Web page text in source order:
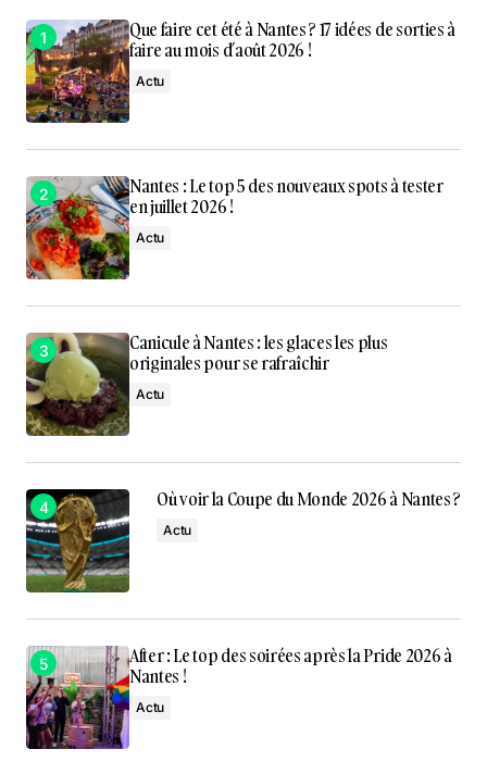
Que faire cet été à Nantes ? 17 idées de sorties à
faire au mois d’août 2026 !
Actu
Nantes : Le top 5 des nouveaux spots à tester
en juillet 2026 !
Actu
Canicule à Nantes : les glaces les plus
originales pour se rafraîchir
Actu
Où voir la Coupe du Monde 2026 à Nantes ?
Actu
After : Le top des soirées après la Pride 2026 à
Nantes !
Actu